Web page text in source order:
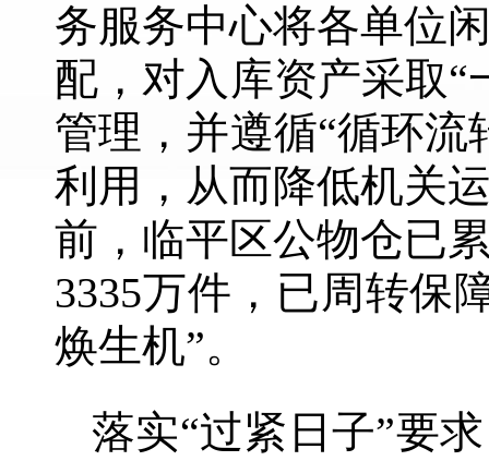
务服务中心将各单位
配，对入库资产采取
管理，并遵循“循环
利用，从而降低机关
前，临平区公物仓已
3335万件，已周转保
焕生机”。
落实“过紧日子”要